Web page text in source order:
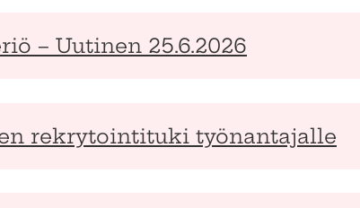
– Uutinen 25.6.2026
rekrytointituki työnantajalle